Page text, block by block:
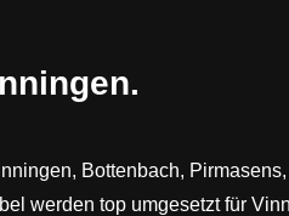
Bottenbach,
werden top umgesetzt für